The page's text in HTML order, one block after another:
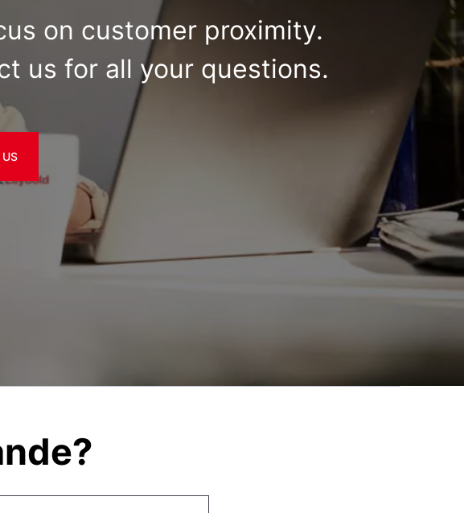
on customer proximity.
us for all your questions.